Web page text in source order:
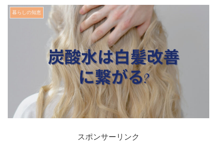
暮らしの知恵
スポンサーリンク